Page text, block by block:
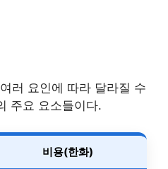
러 요인에 따라 달라질 수
주요 요소들이다.
비용(한화)